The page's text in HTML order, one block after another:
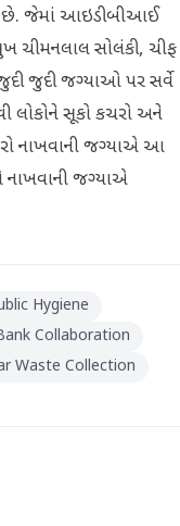
છે. જેમાં આઇડીબીઆઈ
ચીમનલાલ સોલંકી, ચીફ
જુદી જગ્યાઓ પર સર્વે
લોકોને સૂકો કચરો અને
નાખવાની જગ્યાએ આ
નાખવાની જગ્યાએ
Hygiene
Collaboration
Waste Collection